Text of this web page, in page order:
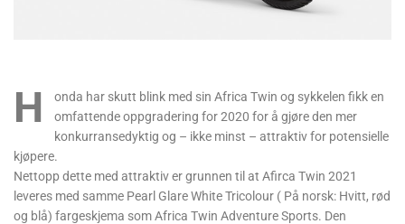
H
onda har skutt blink med sin Africa Twin og sykkelen fikk en
omfattende oppgradering for 2020 for å gjøre den mer
konkurransedyktig og – ikke minst – attraktiv for potensielle
kjøpere.
Nettopp dette med attraktiv er grunnen til at Afirca Twin 2021
leveres med samme Pearl Glare White Tricolour ( På norsk: Hvitt, rød
og blå) fargeskjema som Africa Twin Adventure Sports. Den